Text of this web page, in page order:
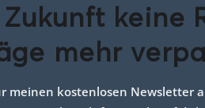
mit Ricotta
keine
mehr
meinen kostenlosen Newsletter